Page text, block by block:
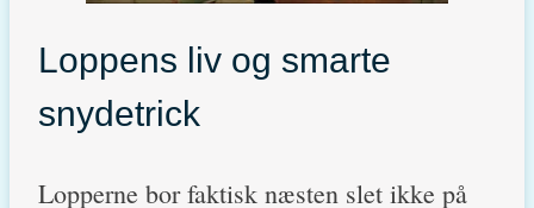
Loppens liv og smarte
snydetrick
Lopperne bor faktisk næsten slet ikke på